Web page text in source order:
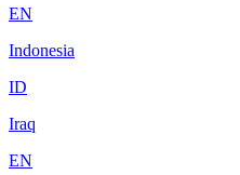
EN
Indonesia
ID
Iraq
EN